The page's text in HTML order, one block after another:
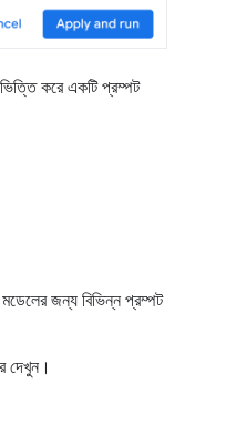
ভিত্তি করে একটি প্রম্পট
জন্য বিভিন্ন প্রম্পট
দেখুন।